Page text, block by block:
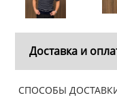
Доставка и
СПОСОБЫ